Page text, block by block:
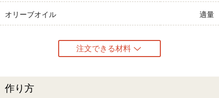
オリーブオイル 適量
注文できる材料
作り方